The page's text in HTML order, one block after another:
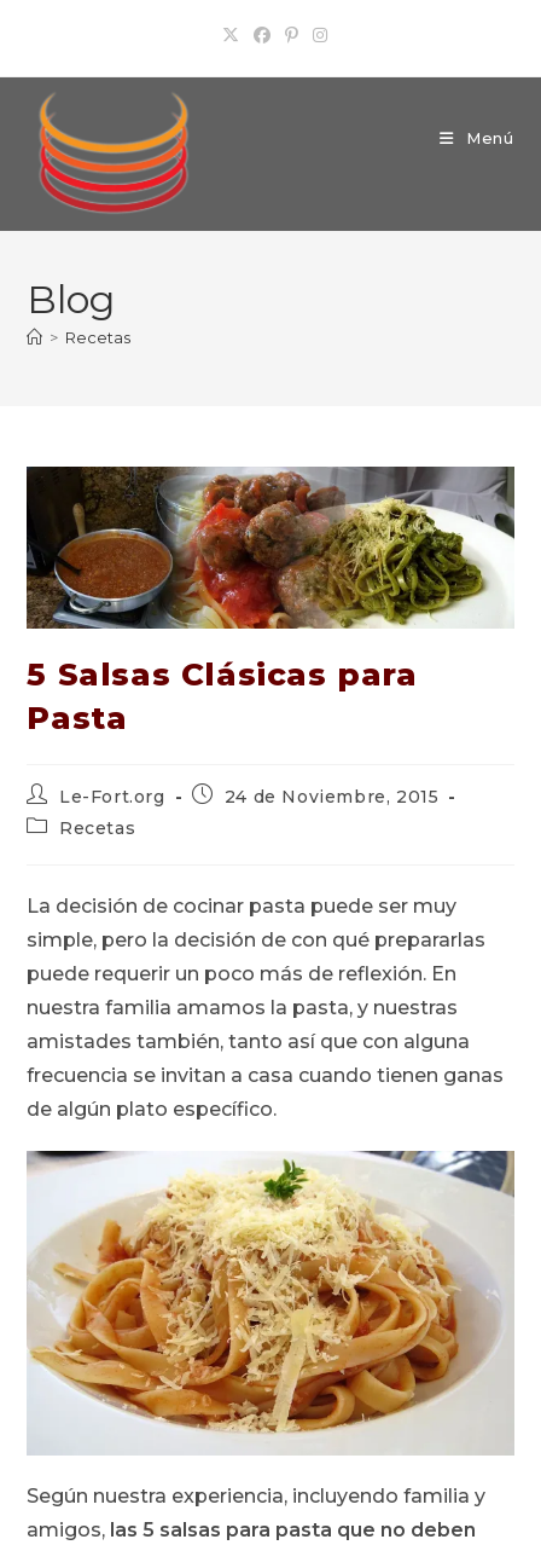
contenido
Menú
Blog
> Recetas
5 Salsas Clásicas para
Pasta
Autor
de
la
Le-Fort.org
Publicación
24 de Noviembre, 2015
Categoría
entrada:
Recetas
La decisión de cocinar pasta puede ser muy
simple, pero la decisión de con qué prepararlas
puede requerir un poco más de reflexión. En
nuestra familia amamos la pasta, y nuestras
amistades también, tanto así que con alguna
frecuencia se invitan a casa cuando tienen ganas
de algún plato específico.
Según nuestra experiencia, incluyendo familia y
amigos, las 5 salsas para pasta que no deben